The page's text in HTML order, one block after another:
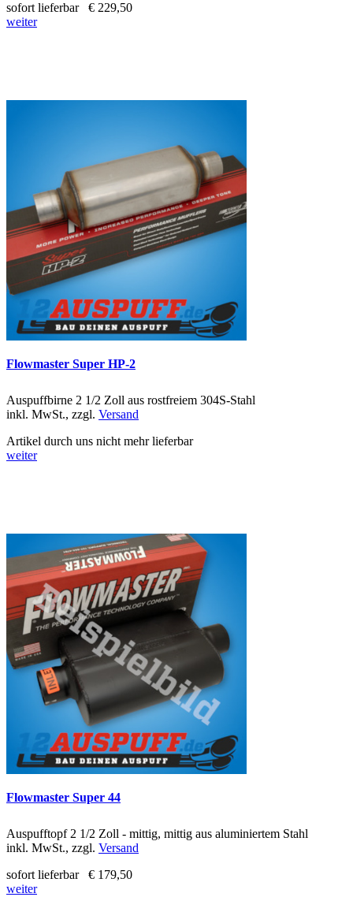
sofort lieferbar
€ 229,50
weiter
Flowmaster Super HP-2
Auspuffbirne 2 1/2 Zoll aus rostfreiem 304S-Stahl
inkl. MwSt., zzgl. Versand
Artikel durch uns nicht mehr lieferbar
weiter
Flowmaster Super 44
Auspufftopf 2 1/2 Zoll - mittig, mittig aus aluminiertem Stahl
inkl. MwSt., zzgl. Versand
sofort lieferbar
€ 179,50
weiter